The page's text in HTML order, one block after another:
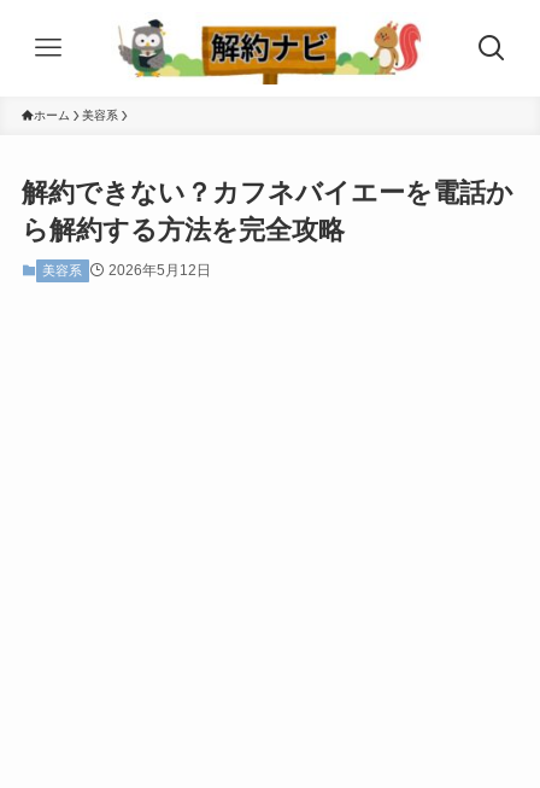
ホーム 美容系
解約できない？カフネバイエーを電話か
ら解約する方法を完全攻略
美容系 2026年5月12日